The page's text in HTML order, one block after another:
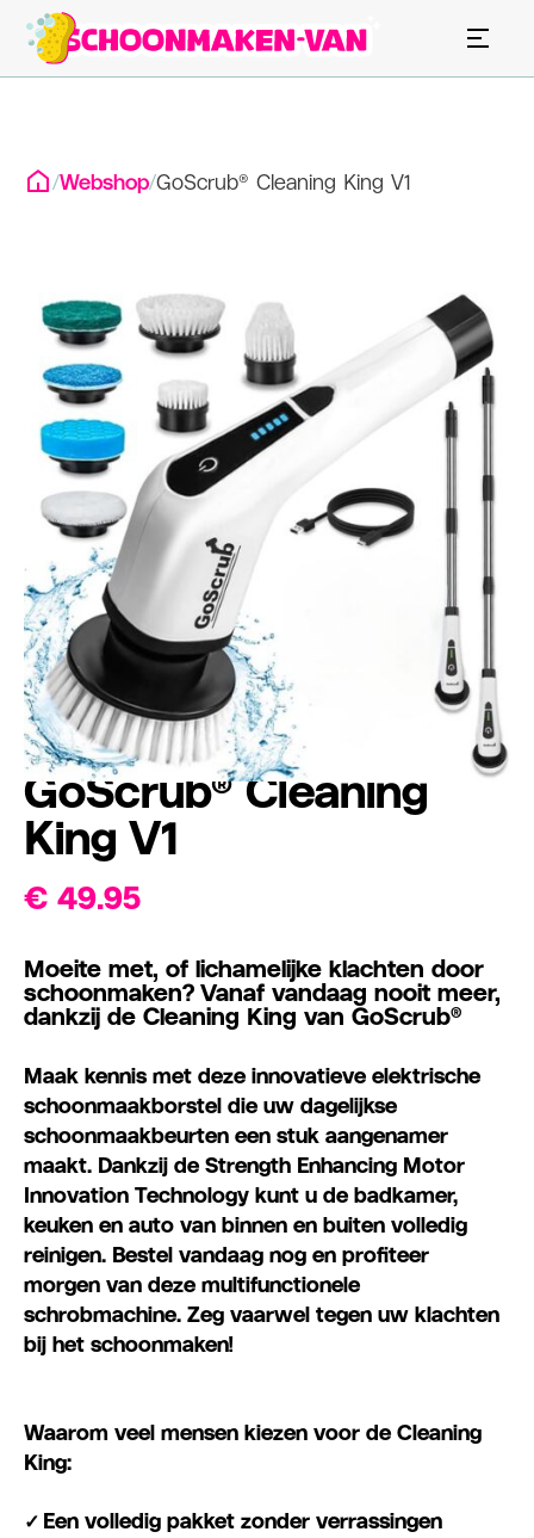
/Webshop/GoScrub® Cleaning King V1
GoScrub® Cleaning
King V1
€ 49.95
Moeite met, of lichamelijke klachten door
schoonmaken? Vanaf vandaag nooit meer,
dankzij de Cleaning King van GoScrub®
Maak kennis met deze innovatieve elektrische
schoonmaakborstel die uw dagelijkse
schoonmaakbeurten een stuk aangenamer
maakt. Dankzij de Strength Enhancing Motor
Innovation Technology kunt u de badkamer,
keuken en auto van binnen en buiten volledig
reinigen. Bestel vandaag nog en profiteer
morgen van deze multifunctionele
schrobmachine. Zeg vaarwel tegen uw klachten
bij het schoonmaken!
Waarom veel mensen kiezen voor de Cleaning
King:
✓ Een volledig pakket zonder verrassingen